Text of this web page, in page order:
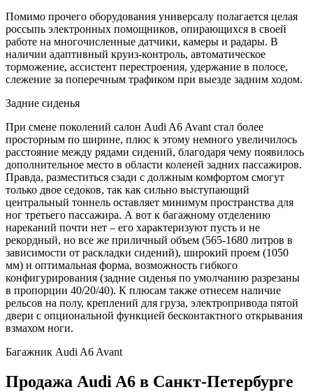
Помимо прочего оборудования универсалу полагается целая
россыпь электронных помощников, опирающихся в своей
работе на многочисленные датчики, камеры и радары. В
наличии адаптивный круиз-контроль, автоматическое
торможение, ассистент перестроения, удержание в полосе,
слежение за поперечным трафиком при выезде задним ходом.
Задние сиденья
При смене поколений салон Audi A6 Avant стал более
просторным по ширине, плюс к этому немного увеличилось
расстояние между рядами сидений, благодаря чему появилось
дополнительное место в области коленей задних пассажиров.
Правда, разместиться сзади с должным комфортом смогут
только двое седоков, так как сильно выступающий
центральный тоннель оставляет минимум пространства для
ног третьего пассажира. А вот к багажному отделению
нареканий почти нет – его характеризуют пусть и не
рекордный, но все же приличный объем (565-1680 литров в
зависимости от раскладки сидений), широкий проем (1050
мм) и оптимальная форма, возможность гибкого
конфигурирования (задние сиденья по умолчанию разрезаны
в пропорции 40/20/40). К плюсам также отнесем наличие
рельсов на полу, креплений для груза, электропривода пятой
двери с опциональной функцией бесконтактного открывания
взмахом ноги.
Багажник Audi A6 Avant
Продажа Audi A6 в Санкт-Петербурге